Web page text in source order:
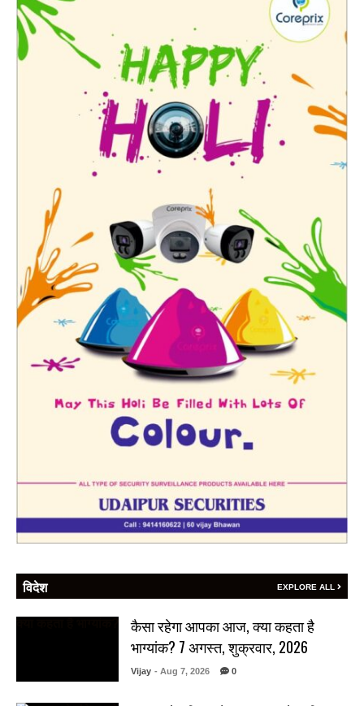
विदेश EXPLORE ALL
कैसा रहेगा आपका आज, क्या कहता है
भाग्यांक? 7 अगस्त, शुक्रवार, 2026
Vijay - Aug 7, 2026 0